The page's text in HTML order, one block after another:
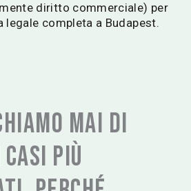
diritto commerciale) per
legale completa a Budapest.
mai di
più